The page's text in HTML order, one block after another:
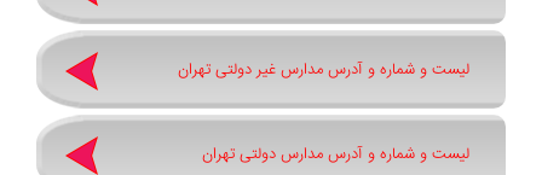
لیست و شماره و آدرس مدارس غیر دولتی تهران
لیست و شماره و آدرس مدارس دولتی تهران